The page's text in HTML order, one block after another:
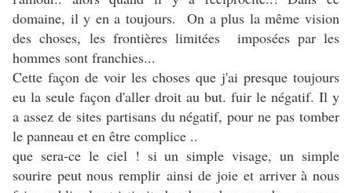
domaine, il y en a toujours. On a plus la même vision
des choses, les frontières limitées imposées par les
hommes sont franchies...
Cette façon de voir les choses que j'ai presque toujours
eu la seule façon d'aller droit au but. fuir le négatif. Il y
a assez de sites partisans du négatif, pour ne pas tomber
le panneau et en être complice ..
que sera-ce le ciel ! si un simple visage, un simple
sourire peut nous remplir ainsi de joie et arriver à nous